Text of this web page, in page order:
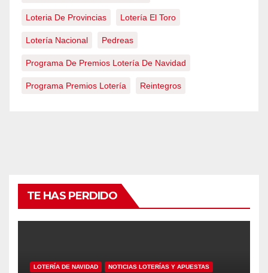
Loteria De Provincias Lotería El Toro
Lotería Nacional Pedreas
Programa De Premios Lotería De Navidad
Programa Premios Lotería Reintegros
TE HAS PERDIDO
LOTERÍA DE NAVIDAD NOTICIAS LOTERÍAS Y APUESTAS